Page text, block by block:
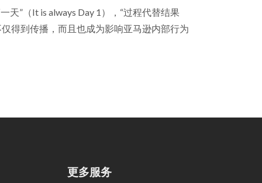
”（It is always Day 1），“过程代替结果
得到传播，而且也成为影响亚马逊内部行为
更多服务